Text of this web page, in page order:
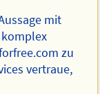
mit
zu
vertraue,